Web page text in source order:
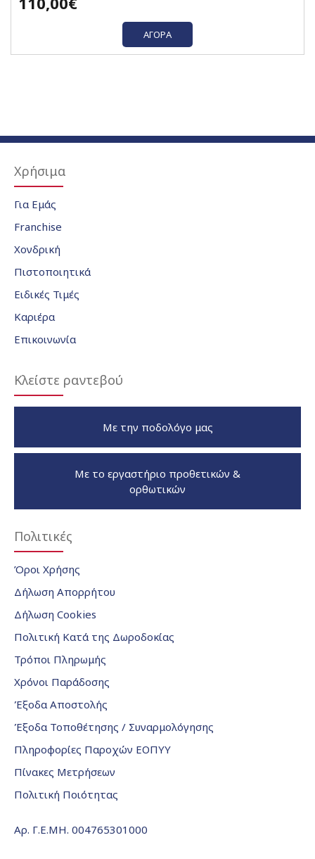
ΑΓΟΡΆ
Χρήσιμα
Για Εμάς
Franchise
Χονδρική
Πιστοποιητικά
Ειδικές Τιμές
Καριέρα
Επικοινωνία
Κλείστε ραντεβού
Με την ποδολόγο μας
Με το εργαστήριο προθετικών &
ορθωτικών
Πολιτικές
Όροι Χρήσης
Δήλωση Απορρήτου
Δήλωση Cookies
Πολιτική Κατά της Δωροδοκίας
Τρόποι Πληρωμής
Χρόνοι Παράδοσης
Έξοδα Αποστολής
Έξοδα Τοποθέτησης / Συναρμολόγησης
Πληροφορίες Παροχών ΕΟΠΥΥ
Πίνακες Μετρήσεων
Πολιτική Ποιότητας
Αρ. Γ.Ε.ΜΗ. 004765301000